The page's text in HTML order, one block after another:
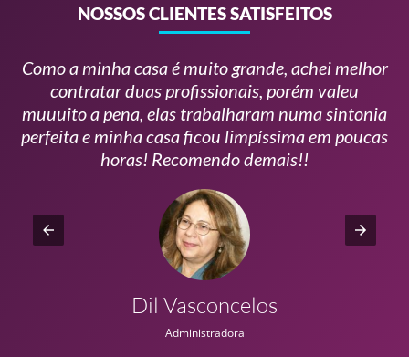
NOSSOS CLIENTES SATISFEITOS
Como a minha casa é muito grande, achei melhor
contratar duas profissionais, porém valeu
muuuito a pena, elas trabalharam numa sintonia
perfeita e minha casa ficou limpíssima em poucas
horas! Recomendo demais!!
Dil Vasconcelos
Administradora